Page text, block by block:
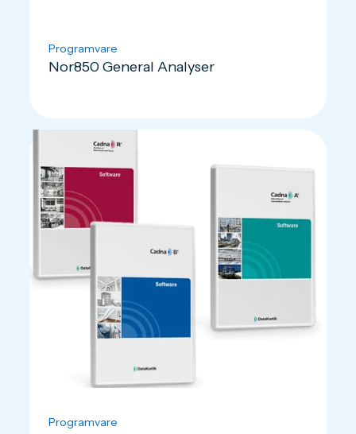
Programvare
Nor850 General Analyser
Programvare